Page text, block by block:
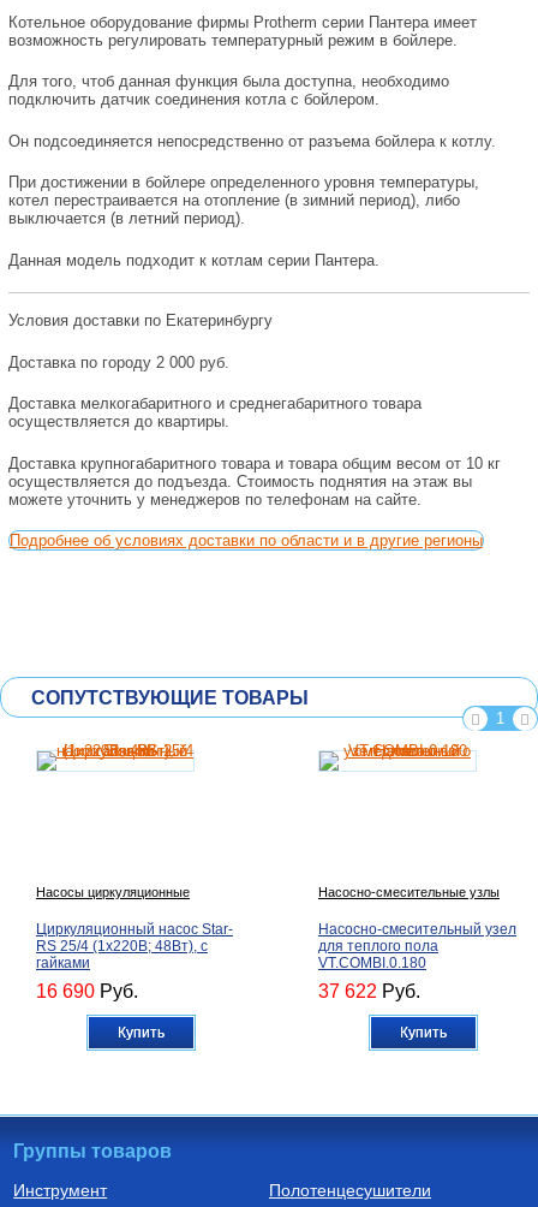
Котельное оборудование фирмы Protherm серии Пантера имеет
возможность регулировать температурный режим в бойлере.
Для того, чтоб данная функция была доступна, необходимо
подключить датчик соединения котла с бойлером.
Он подсоединяется непосредственно от разъема бойлера к котлу.
При достижении в бойлере определенного уровня температуры,
котел перестраивается на отопление (в зимний период), либо
выключается (в летний период).
Данная модель подходит к котлам серии Пантера.
Условия доставки по Екатеринбургу
Доставка по городу 2 000 руб.
Доставка мелкогабаритного и среднегабаритного товара
осуществляется до квартиры.
Доставка крупногабаритного товара и товара общим весом от 10 кг
осуществляется до подъезда. Стоимость поднятия на этаж вы
можете уточнить у менеджеров по телефонам на сайте.
Подробнее об условиях доставки по области и в другие регионы
СОПУТСТВУЮЩИЕ ТОВАРЫ
1
Насосы циркуляционные
Циркуляционный насос Star-
RS 25/4 (1х220В; 48Вт), с
гайками
16 690 Руб.
Купить
Насосно-смесительные узлы
Насосно-смесительный узел
для теплого пола
VT.COMBI.0.180
37 622 Руб.
Купить
Группы товаров
Инструмент
Полотенцесушители